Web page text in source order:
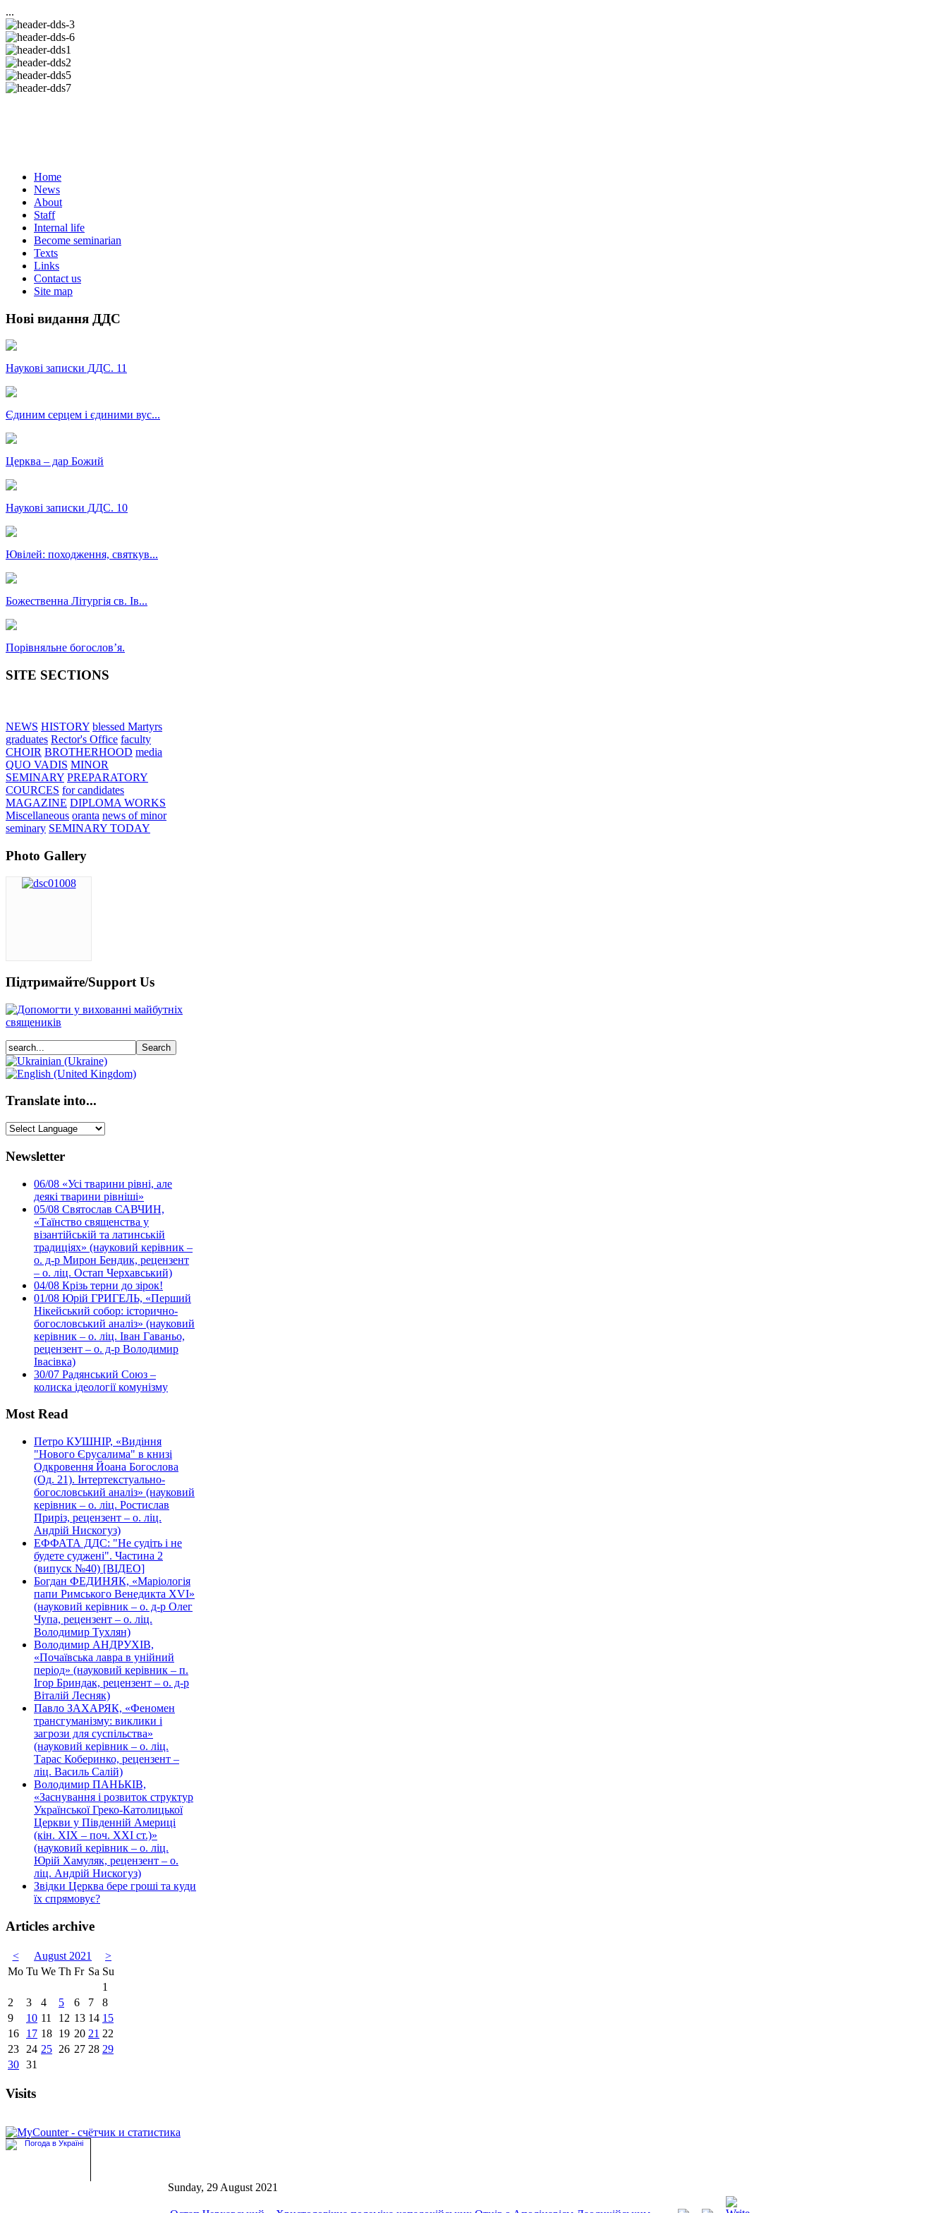
...
Home
News
About
Staff
Internal life
Become seminarian
Texts
Links
Contact us
Site map
Нові видання ДДС
Наукові записки ДДС. 11
Єдиним серцем і єдиними вус...
Церква – дар Божий
Наукові записки ДДС. 10
Ювілей: походження, святкув...
Божественна Літургія св. Ів...
Порівняльне богословʼя.
SITE SECTIONS
NEWS HISTORY blessed Martyrs
graduates Rector's Office faculty
CHOIR BROTHERHOOD media
QUO VADIS MINOR
SEMINARY PREPARATORY
COURCES for candidates
MAGAZINE DIPLOMA WORKS
Miscellaneous oranta news of minor
seminary SEMINARY TODAY
Photo Gallery
Підтримайте/Support Us
Translate into...
Newsletter
06/08 «Усі тварини рівні, але
деякі тварини рівніші»
05/08 Святослав САВЧИН,
«Таїнство священства у
візантійській та латинській
традиціях» (науковий керівник –
о. д-р Мирон Бендик, рецензент
– о. ліц. Остап Черхавський)
04/08 Крізь терни до зірок!
01/08 Юрій ГРИГЕЛЬ, «Перший
Нікейський собор: історично-
богословський аналіз» (науковий
керівник – о. ліц. Іван Гаваньо,
рецензент – о. д-р Володимир
Івасівка)
30/07 Радянський Союз –
колиска ідеології комунізму
Most Read
Петро КУШНІР, «Видіння
"Нового Єрусалима" в книзі
Одкровення Йоана Богослова
(Од. 21). Інтертекстуально-
богословський аналіз» (науковий
керівник – о. ліц. Ростислав
Приріз, рецензент – о. ліц.
Андрій Нискогуз)
ЕФФАТА ДДС: "Не судіть і не
будете суджені". Частина 2
(випуск №40) [ВІДЕО]
Богдан ФЕДИНЯК, «Маріологія
папи Римського Венедикта XVI»
(науковий керівник – о. д-р Олег
Чупа, рецензент – о. ліц.
Володимир Тухлян)
Володимир АНДРУХІВ,
«Почаївська лавра в унійний
період» (науковий керівник – п.
Ігор Бриндак, рецензент – о. д-р
Віталій Лесняк)
Павло ЗАХАРЯК, «Феномен
трансгуманізму: виклики і
загрози для суспільства»
(науковий керівник – о. ліц.
Тарас Коберинко, рецензент –
ліц. Василь Салій)
Володимир ПАНЬКІВ,
«Заснування і розвиток структур
Української Греко-Католицької
Церкви у Південній Америці
(кін. ХІХ – поч. ХХІ ст.)»
(науковий керівник – о. ліц.
Юрій Хамуляк, рецензент – о.
ліц. Андрій Нискогуз)
Звідки Церква бере гроші та куди
їх спрямовує?
Articles archive
< August 2021
>
Mo Tu We Th Fr Sa Su
1
2
3 4 5 6 7
8
9
10 11 12 13 14 15
16
17 18 19 20 21 22
23
24 25 26 27 28 29
30 31
Visits
Sunday, 29 August 2021